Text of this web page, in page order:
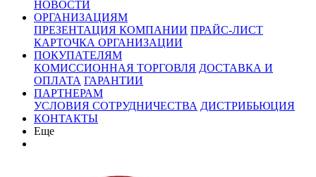
НОВОСТИ
ОРГАНИЗАЦИЯМ
ПРЕЗЕНТАЦИЯ КОМПАНИИ ПРАЙС-ЛИСТ
КАРТОЧКА ОРГАНИЗАЦИИ
ПОКУПАТЕЛЯМ
КОМИССИОННАЯ ТОРГОВЛЯ ДОСТАВКА И
ОПЛАТА ГАРАНТИИ
ПАРТНЕРАМ
УСЛОВИЯ СОТРУДНИЧЕСТВА ДИСТРИБЬЮЦИЯ
КОНТАКТЫ
Еще